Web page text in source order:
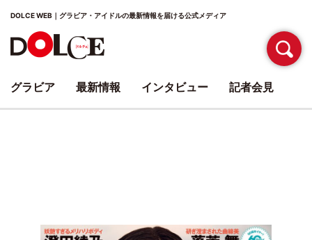
DOLCE WEB｜グラビア・アイドルの最新情報を届ける公式メディア
グラビア 最新情報 インタビュー 記者会見